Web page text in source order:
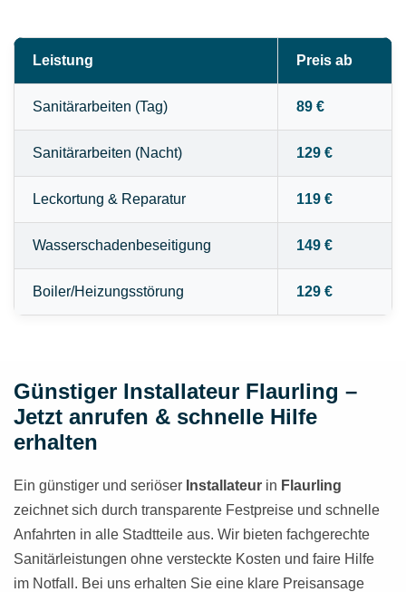
Leistung Preis ab
Sanitärarbeiten (Tag) 89 €
Sanitärarbeiten (Nacht) 129 €
Leckortung & Reparatur 119 €
Wasserschadenbeseitigung 149 €
Boiler/Heizungsstörung 129 €
Günstiger Installateur Flaurling –
Jetzt anrufen & schnelle Hilfe
erhalten
Ein günstiger und seriöser Installateur in Flaurling
zeichnet sich durch transparente Festpreise und schnelle
Anfahrten in alle Stadtteile aus. Wir bieten fachgerechte
Sanitärleistungen ohne versteckte Kosten und faire Hilfe
im Notfall. Bei uns erhalten Sie eine klare Preisansage